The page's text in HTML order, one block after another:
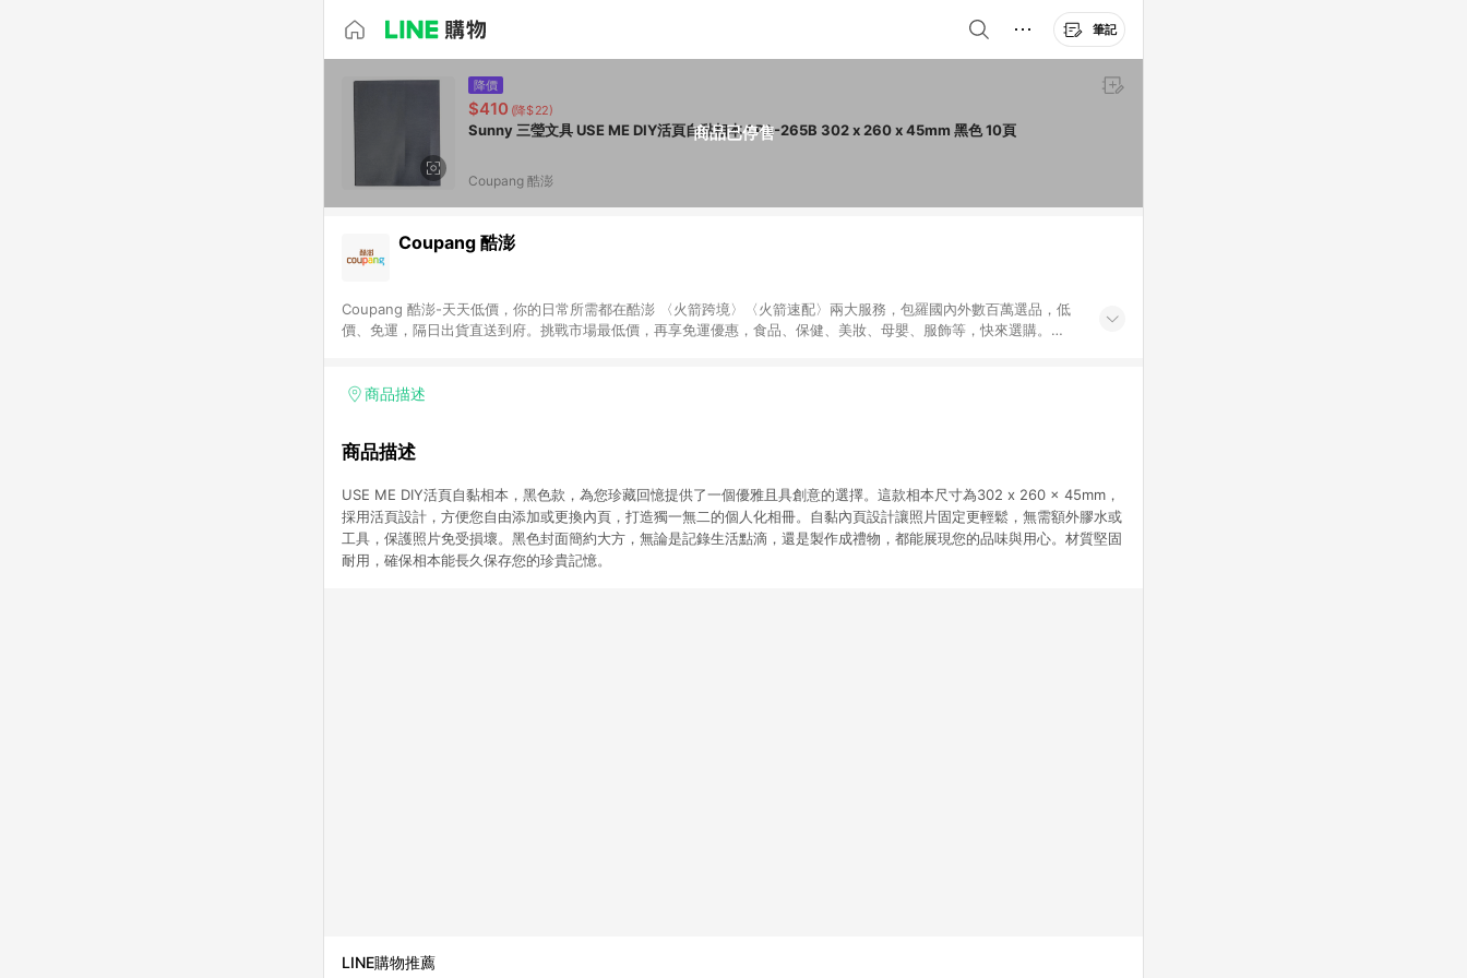
筆記
商品已停售
降價
$410 (降$22)
Sunny 三瑩文具 USE ME DIY活頁自黏相本 SPA-265B 302 x 260 x 45mm 黑色 10頁
Coupang 酷澎
Coupang 酷澎
Coupang 酷澎-天天低價，你的日常所需都在酷澎 〈火箭跨境〉〈火箭速配〉兩大服務，包羅國內外數百萬選品，低
價、免運，隔日出貨直送到府。挑戰市場最低價，再享免運優惠，食品、保健、美妝、母嬰、服飾等，快來選購。
商品描述
商品描述
USE ME DIY活頁自黏相本，黑色款，為您珍藏回憶提供了一個優雅且具創意的選擇。這款相本尺寸為302 x 260 x 45mm，
採用活頁設計，方便您自由添加或更換內頁，打造獨一無二的個人化相冊。自黏內頁設計讓照片固定更輕鬆，無需額外膠水或
工具，保護照片免受損壞。黑色封面簡約大方，無論是記錄生活點滴，還是製作成禮物，都能展現您的品味與用心。材質堅固
耐用，確保相本能長久保存您的珍貴記憶。
LINE購物推薦